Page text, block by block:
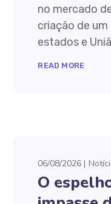
no mercado
criação de
estados e
READ MORE
06/08/2026
O